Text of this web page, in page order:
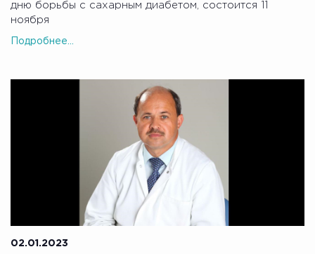
дню борьбы с сахарным диабетом, состоится 11
ноября
Подробнее...
02.01.2023